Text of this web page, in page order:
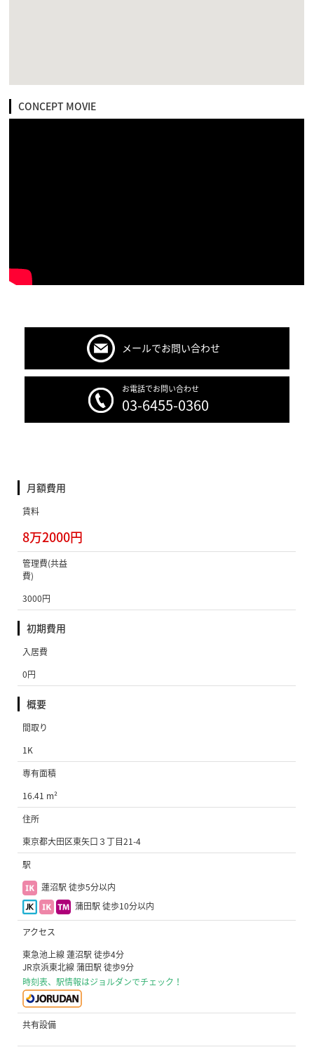
CONCEPT MOVIE
メールでお問い合わせ
お電話でお問い合わせ
03-6455-0360
月額費用
賃料
8万2000円
管理費(共益
費)
3000円
初期費用
入居費
0円
概要
間取り
1K
専有面積
16.41 m²
住所
東京都大田区東矢口３丁目21-4
駅
蓮沼駅 徒歩5分以内
蒲田駅 徒歩10分以内
アクセス
東急池上線 蓮沼駅 徒歩4分
JR京浜東北線 蒲田駅 徒歩9分
時刻表、駅情報はジョルダンでチェック！
共有設備